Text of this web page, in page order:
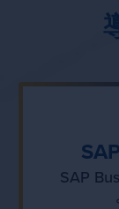
SAP